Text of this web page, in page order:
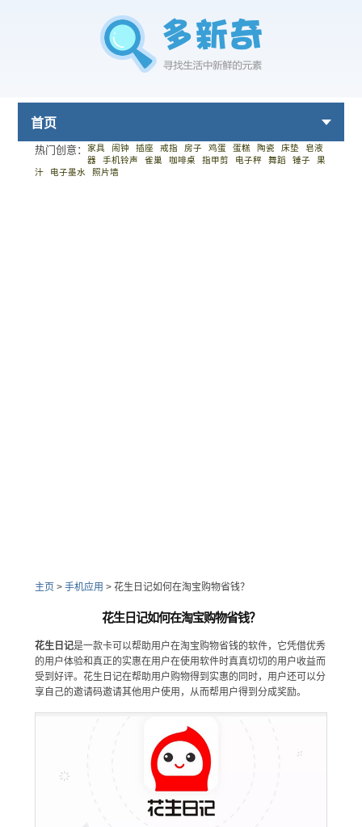
首页
热门创意： 家具 闹钟 插座 戒指 房子 鸡蛋 蛋糕 陶瓷 床垫
皂液
器
手机铃声 雀巢 咖啡桌 指甲剪 电子秤 舞蹈 锤子
果
汁
电子墨水 照片墙
主页 > 手机应用 > 花生日记如何在淘宝购物省钱？
花生日记如何在淘宝购物省钱？
花生日记是一款卡可以帮助用户在淘宝购物省钱的软件，它凭借优秀
的用户体验和真正的实惠在用户在使用软件时真真切切的用户收益而
受到好评。花生日记在帮助用户购物得到实惠的同时，用户还可以分
享自己的邀请码邀请其他用户使用，从而帮用户得到分成奖励。